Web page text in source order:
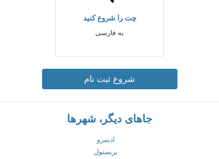
چت را شروع کنید
به فارسی
شروع ثبت نام
جاهای دیگر، شهرها
ادینبرو
بریستول